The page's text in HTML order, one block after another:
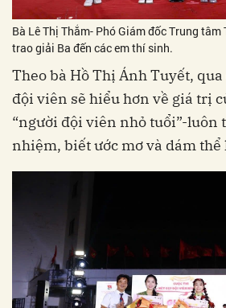
Bà Lê Thị Thắm- Phó Giám đốc Trung
trao giải Ba đến các em thí sinh.
Theo bà Hồ Thị Ánh Tuyết,
đội viên sẽ hiểu hơn về giá trị
“người đội viên nhỏ tuổi”-luôn
nhiệm, biết ước mơ và dám